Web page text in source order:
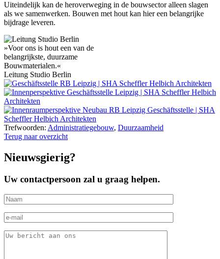
Uiteindelijk kan de heroverweging in de bouwsector alleen slagen
als we samenwerken. Bouwen met hout kan hier een belangrijke
bijdrage leveren.
»Voor ons is hout een van de
belangrijkste, duurzame
Bouwmaterialen.«
Leitung Studio Berlin
Trefwoorden: Administratiegebouw, Duurzaamheid
Terug naar overzicht
Nieuwsgierig?
Uw contactpersoon zal u graag helpen.